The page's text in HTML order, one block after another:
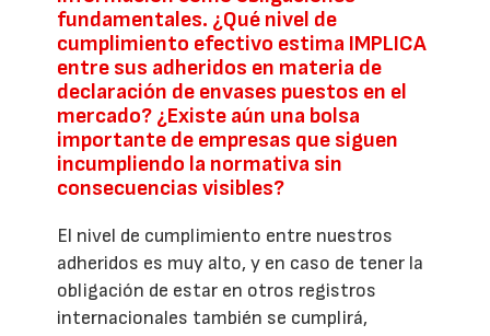
fundamentales. ¿Qué nivel de
cumplimiento efectivo estima IMPLICA
entre sus adheridos en materia de
declaración de envases puestos en el
mercado? ¿Existe aún una bolsa
importante de empresas que siguen
incumpliendo la normativa sin
consecuencias visibles?
El nivel de cumplimiento entre nuestros
adheridos es muy alto, y en caso de tener la
obligación de estar en otros registros
internacionales también se cumplirá,